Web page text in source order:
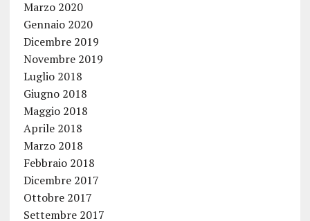
Marzo 2020
Gennaio 2020
Dicembre 2019
Novembre 2019
Luglio 2018
Giugno 2018
Maggio 2018
Aprile 2018
Marzo 2018
Febbraio 2018
Dicembre 2017
Ottobre 2017
Settembre 2017